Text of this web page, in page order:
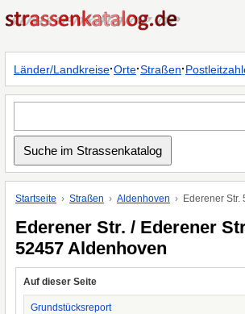
Länder/Landkreise·Orte·Straßen·
Startseite Straßen Aldenhoven Ederener Str.
Ederener Str. / Ederener
52457 Aldenhoven
Auf dieser Seite
Grundstücksreport